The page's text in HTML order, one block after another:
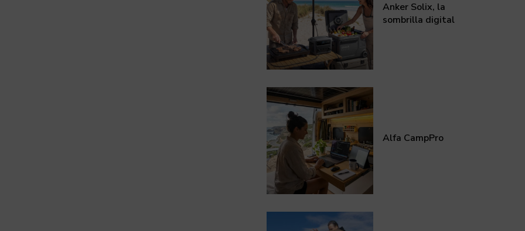
Anker Solix, la
sombrilla digital
Alfa CampPro